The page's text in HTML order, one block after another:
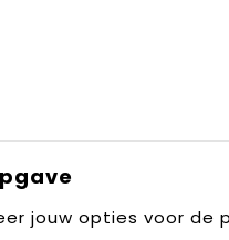
jouw opties voor de